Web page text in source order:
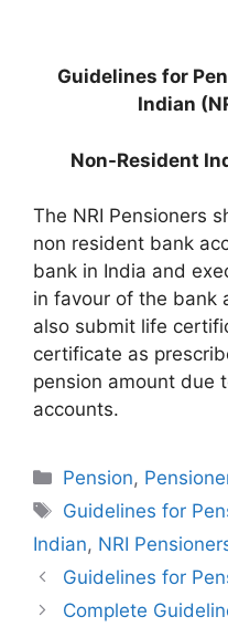
Guidelines for
Indian
Non-Resident
The NRI Pensioners
non resident bank
bank in India and
in favour of the bank
also submit life
certificate as
pension amount due
accounts.
Categories
Pension,
Tags
Guidelines for
Indian, NRI
Guidelines for
Complete